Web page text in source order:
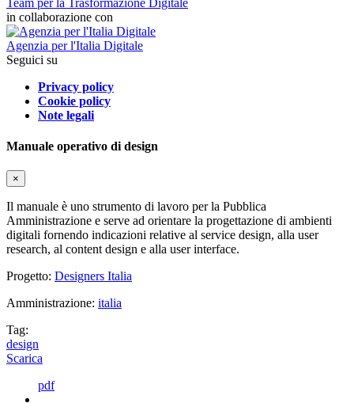
in collaborazione con
Agenzia per l'Italia Digitale
Seguici su
Privacy policy
Cookie policy
Note legali
Manuale operativo di design
×
Il manuale è uno strumento di lavoro per la Pubblica
Amministrazione e serve ad orientare la progettazione di ambienti
digitali fornendo indicazioni relative al service design, alla user
research, al content design e alla user interface.
Progetto: Designers Italia
Amministrazione: italia
Tag:
design
Scarica
pdf